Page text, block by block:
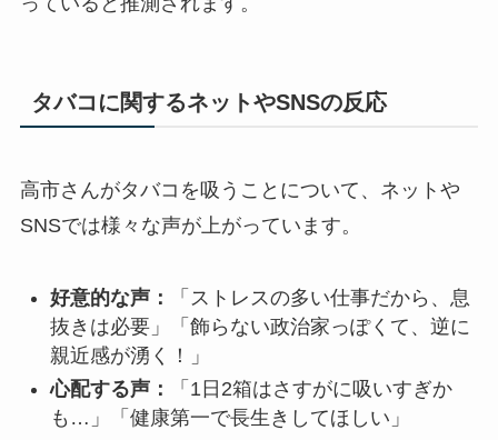
タバコに関するネットやSNSの反応
高市さんがタバコを吸うことについて、ネットや
SNSでは様々な声が上がっています。
好意的な声：
「ストレスの多い仕事だから、息
抜きは必要」「飾らない政治家っぽくて、逆に
親近感が湧く！」
心配する声：
「1日2箱はさすがに吸いすぎか
も…」「健康第一で長生きしてほしい」